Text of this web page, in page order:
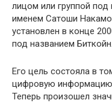
лицом или группой
именем Сатоши
установлен в конце
под названием Биткойн.
Его цель состояла в
цифровую информацию
Теперь произошел